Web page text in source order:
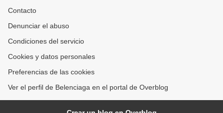
Contacto
Denunciar el abuso
Condiciones del servicio
Cookies y datos personales
Preferencias de las cookies
Ver el perfil de Belenciaga en el portal de Overblog